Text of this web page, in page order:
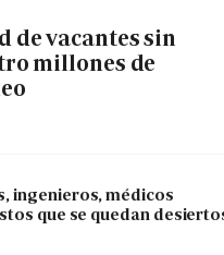
de vacantes sin
millones de
ingenieros, médicos
que se quedan